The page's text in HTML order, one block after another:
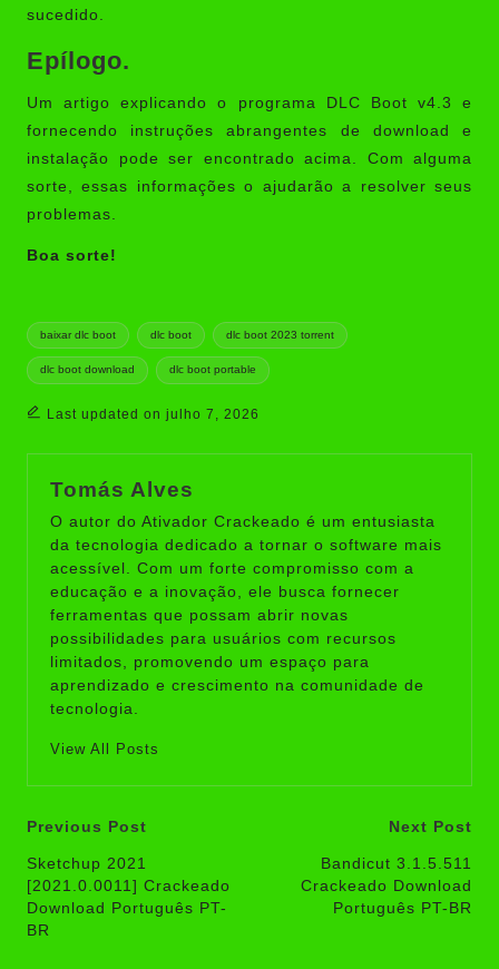
sucedido.
Epílogo.
Um artigo explicando o programa DLC Boot v4.3 e
fornecendo instruções abrangentes de download e
instalação pode ser encontrado acima. Com alguma
sorte, essas informações o ajudarão a resolver seus
problemas.
Boa sorte!
Tags:
baixar dlc boot dlc boot dlc boot 2023 torrent
dlc boot download dlc boot portable
Last updated on julho 7, 2026
Tomás Alves
O autor do Ativador Crackeado é um entusiasta
da tecnologia dedicado a tornar o software mais
acessível. Com um forte compromisso com a
educação e a inovação, ele busca fornecer
ferramentas que possam abrir novas
possibilidades para usuários com recursos
limitados, promovendo um espaço para
aprendizado e crescimento na comunidade de
tecnologia.
View All Posts
Post
navigation
Previous Post
Sketchup 2021
[2021.0.0011] Crackeado
Download Português PT-
BR
Next Post
Bandicut 3.1.5.511
Crackeado Download
Português PT-BR